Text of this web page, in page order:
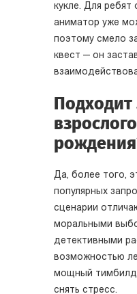
кукле. Для ребят
аниматор уже
поэтому смело
квест — он
Подходит
Да, более того,
популярных
сценарии
моральными
детективными
возможностью
мощный
снять стресс.